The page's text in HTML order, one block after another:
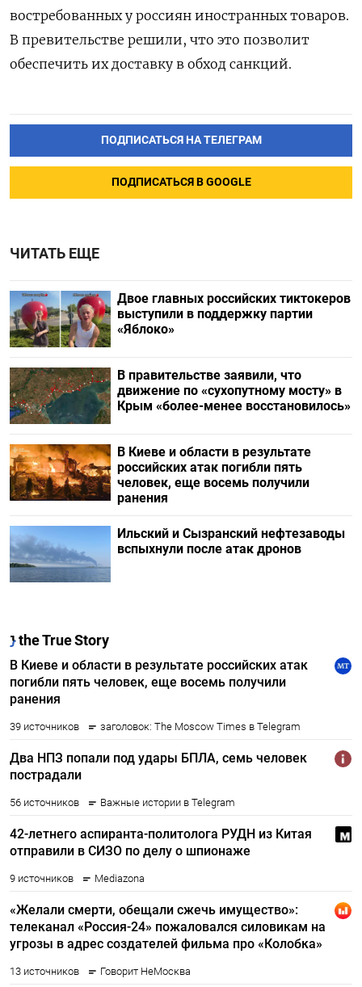
востребованных у россиян иностранных товаров.
В превительстве решили, что это позволит
обеспечить их доставку в обход санкций.
ПОДПИСАТЬСЯ НА ТЕЛЕГРАМ
ПОДПИСАТЬСЯ В GOOGLE
ЧИТАТЬ ЕЩЕ
Двое главных российских тиктокеров
выступили в поддержку партии
«Яблоко»
В правительстве заявили, что
движение по «сухопутному мосту» в
Крым «более-менее восстановилось»
В Киеве и области в результате
российских атак погибли пять
человек, еще восемь получили
ранения
Ильский и Сызранский нефтезаводы
вспыхнули после атак дронов